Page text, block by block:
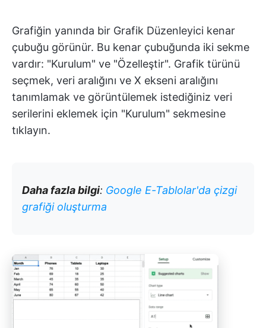
Grafiğin yanında bir Grafik Düzenleyici kenar
çubuğu görünür. Bu kenar çubuğunda iki sekme
vardır: "Kurulum" ve "Özelleştir". Grafik türünü
seçmek, veri aralığını ve X ekseni aralığını
tanımlamak ve görüntülemek istediğiniz veri
serilerini eklemek için "Kurulum" sekmesine
tıklayın.
Daha fazla bilgi: Google E-Tablolar'da çizgi
grafiği oluşturma